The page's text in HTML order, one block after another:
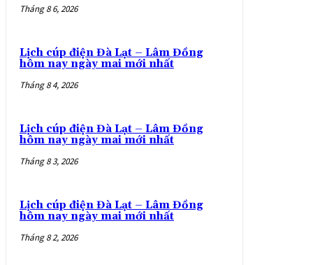
Tháng 8 6, 2026
Lịch cúp điện Đà Lạt – Lâm Đồng
hôm nay ngày mai mới nhất
Tháng 8 4, 2026
Lịch cúp điện Đà Lạt – Lâm Đồng
hôm nay ngày mai mới nhất
Tháng 8 3, 2026
Lịch cúp điện Đà Lạt – Lâm Đồng
hôm nay ngày mai mới nhất
Tháng 8 2, 2026